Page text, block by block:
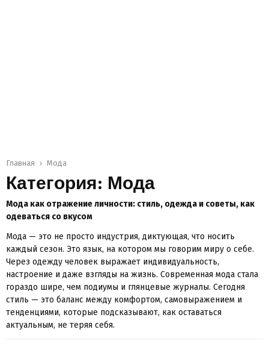
Главная Мода
Категория: Мода
Мода как отражение личности: стиль, одежда и советы, как
одеваться со вкусом
Мода — это не просто индустрия, диктующая, что носить
каждый сезон. Это язык, на котором мы говорим миру о себе.
Через одежду человек выражает индивидуальность,
настроение и даже взгляды на жизнь. Современная мода стала
гораздо шире, чем подиумы и глянцевые журналы. Сегодня
стиль — это баланс между комфортом, самовыражением и
тенденциями, которые подсказывают, как оставаться
актуальным, не теряя себя.